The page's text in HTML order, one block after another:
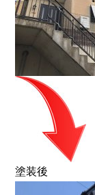
塗装後